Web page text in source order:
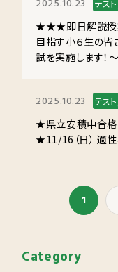
テス
★★★即日解説授
目指す小６生の皆
試を実施します！～
2025.10.23 テス
★県立安積中合格
★11/16（日） 適
1
Category